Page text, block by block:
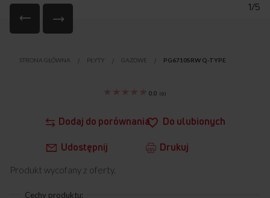
1/5
początek
STRONA GŁÓWNA PŁYTY GAZOWE PG6710SRW Q-TYPE
Dodaj do porównania Do ulubionych
Udostępnij Drukuj
0.0 (0)
Produkt wycofany z oferty.
Cechy produktu: